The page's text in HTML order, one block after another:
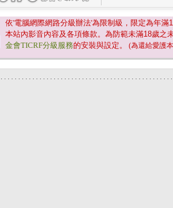
依'電腦網際網路分級辦法'為限制級，限定為年滿
本站內影音內容及各項條款。為防範未滿18歲之
金會TICRF分級服務的安裝與設定。 (為還給愛護
. . . . . . . . . . . . . . . . . . . . . . . . . . . . . . . . . . . . . . . . . . . . . . . . .